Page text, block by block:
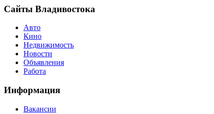
Сайты Владивостока
Авто
Кино
Недвижимость
Новости
Объявления
Работа
Информация
Вакансии